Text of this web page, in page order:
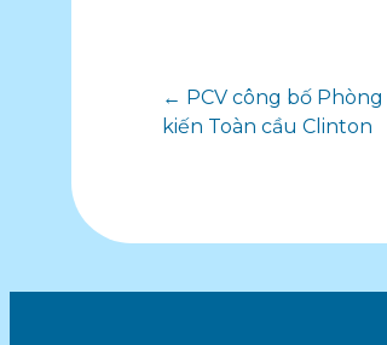
Điều
bài
viết
← PCV công bố
kiến Toàn cầu Clinton